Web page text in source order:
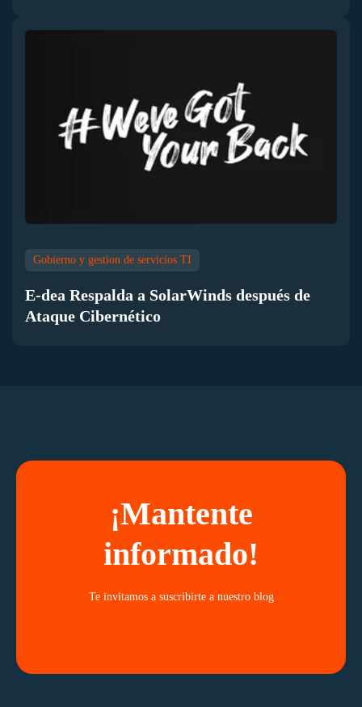
Gobierno y gestion de servicios TI
E-dea Respalda a SolarWinds después de
Ataque Cibernético
¡Mantente
informado!
Te invitamos a suscribirte a nuestro blog